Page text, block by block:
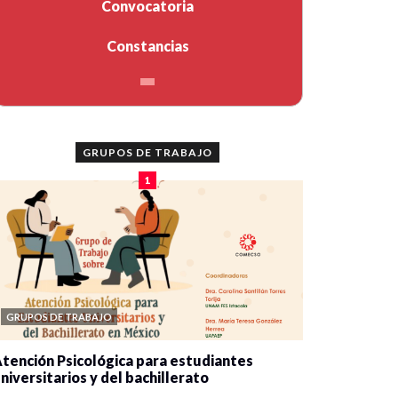
Convocatoria
Constancias
GRUPOS DE TRABAJO
1
GRUPOS DE TRABAJO
Psicológica para estudiantes
y del bachillerato